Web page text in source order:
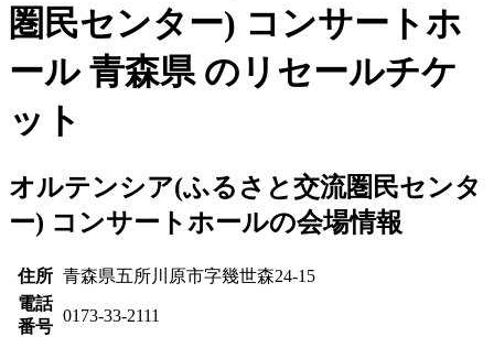
圏民センター) コンサートホ
ール 青森県 のリセールチケ
ット
オルテンシア(ふるさと交流圏民センタ
ー) コンサートホールの会場情報
住所 青森県五所川原市字幾世森24-15
電話
番号
0173-33-2111